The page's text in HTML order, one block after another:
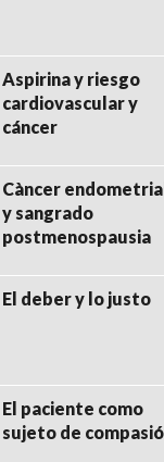
Aspirina y riesgo
cardiovascular y
cáncer
Càncer
y sangrado
postmenospausia
El deber y lo justo
El paciente como
sujeto de